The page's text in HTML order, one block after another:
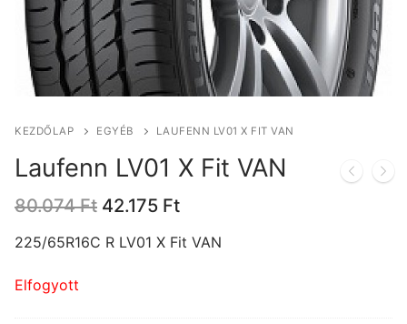
KEZDŐLAP EGYÉB LAUFENN LV01 X FIT VAN
Laufenn LV01 X Fit VAN
80.074Ft Original
was:
42.175 FtCurrent
is:
225/65R16C R LV01 X Fit VAN
Elfogyott